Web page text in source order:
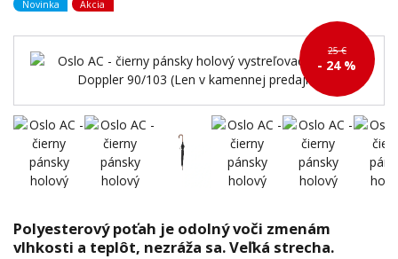
Novinka Akcia
25 €
- 24 %
Polyesterový poťah je odolný voči zmenám
vlhkosti a teplôt, nezráža sa. Veľká strecha.